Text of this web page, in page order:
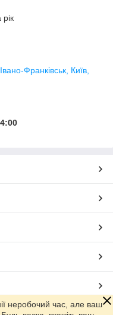
Франківськ, Київ,
неробочий час, але ваш